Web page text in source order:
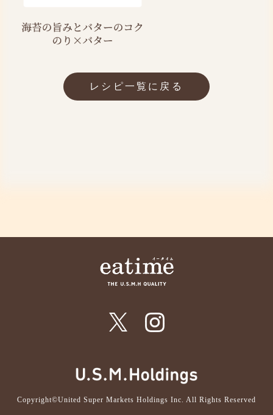
レシピ一覧に戻る
Copyright©United Super Markets Holdings Inc. All Rights Reserved